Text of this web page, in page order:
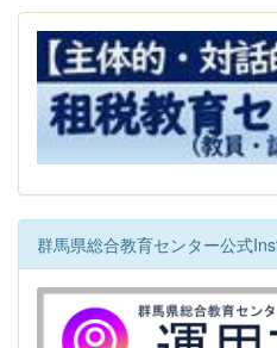
群馬県総合教育センター公式